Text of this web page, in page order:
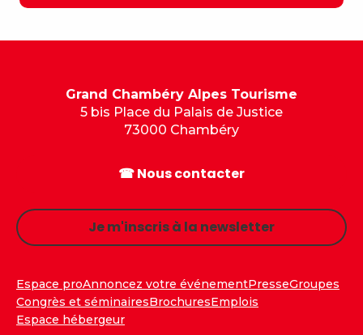
Grand Chambéry Alpes Tourisme
5 bis Place du Palais de Justice
73000 Chambéry
☎ Nous contacter
Je m'inscris à la newsletter
Espace proAnnoncez votre événementPresseGroupes
Congrès et séminairesBrochuresEmplois
Espace hébergeur